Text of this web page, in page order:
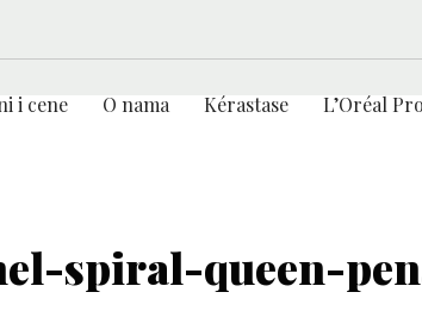
i cene O nama Kérastase L’Oréal Pro
spiral-queen-